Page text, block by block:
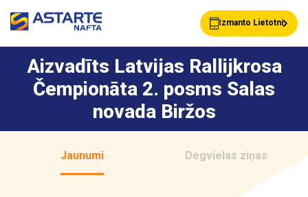
Izmanto Lietotni
Akcijas Jaunumi
Uzpildes stacijas Klientu Kartes
Aizvadīts Latvijas Rallijkrosa
Čempionāta 2. posms Salas
novada Biržos
Jaunumi Degvielas ziņas